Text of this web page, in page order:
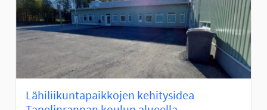
Lähiliikuntapaikkojen kehitysidea